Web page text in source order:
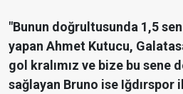
"Bunun doğrultusunda 1,5
yapan Ahmet Kutucu,
gol kralımız ve bize bu sene
sağlayan Bruno ise Iğdırspor